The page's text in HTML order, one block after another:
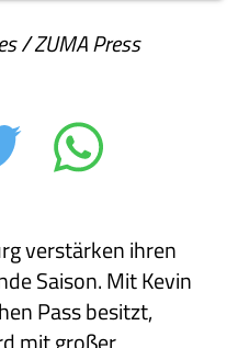
/ ZUMA Press
verstärken ihren
Saison. Mit Kevin
Pass besitzt,